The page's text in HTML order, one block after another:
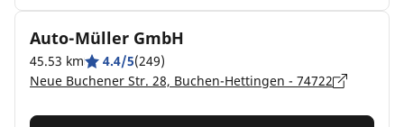
Auto-Müller GmbH
45.53 km 4.4/5(249)
Neue Buchener Str. 28, Buchen-Hettingen - 74722